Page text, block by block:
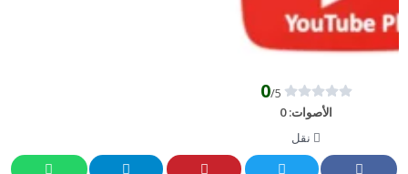
0/5
الأصوات:0
نقل